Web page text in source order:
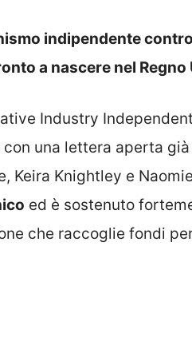
indipendente
a nascere nel Regno
Industry
con una lettera aperta
Keira Knightley e
ed è sostenuto
che raccoglie fondi